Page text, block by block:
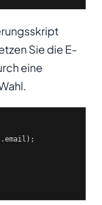
Sie die E-
eine